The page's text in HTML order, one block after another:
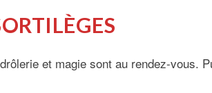
et magie sont au rendez-vous.